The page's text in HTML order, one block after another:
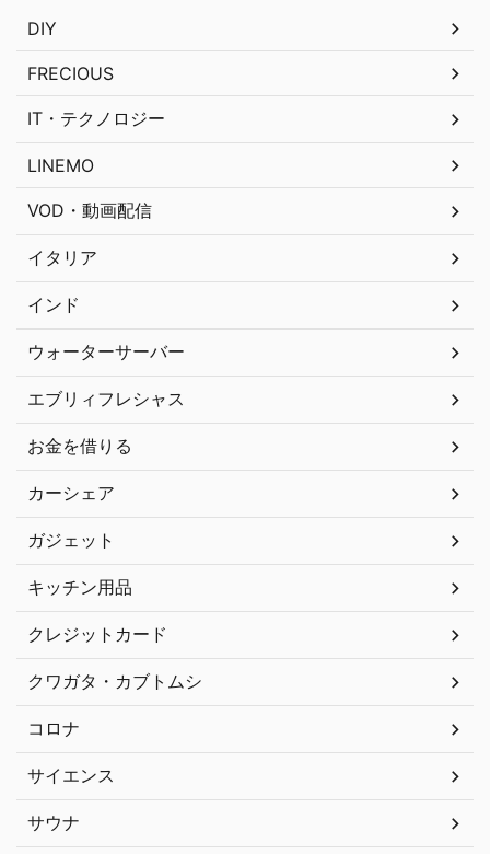
DIY
FRECIOUS
IT・テクノロジー
LINEMO
VOD・動画配信
イタリア
インド
ウォーターサーバー
エブリィフレシャス
お金を借りる
カーシェア
ガジェット
キッチン用品
クレジットカード
クワガタ・カブトムシ
コロナ
サイエンス
サウナ